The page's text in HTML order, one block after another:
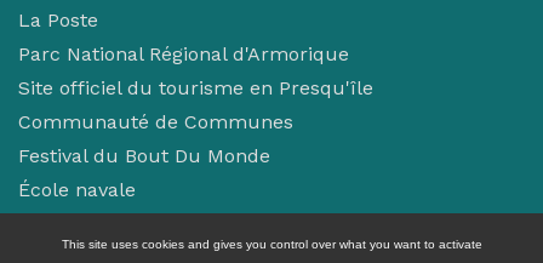
La Poste
Parc National Régional d'Armorique
Site officiel du tourisme en Presqu'île
Communauté de Communes
Festival du Bout Du Monde
École navale
This site uses cookies and gives you control over what you want to activate